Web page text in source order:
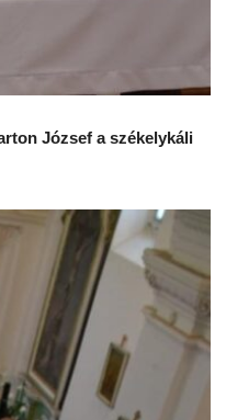
József a székelykáli